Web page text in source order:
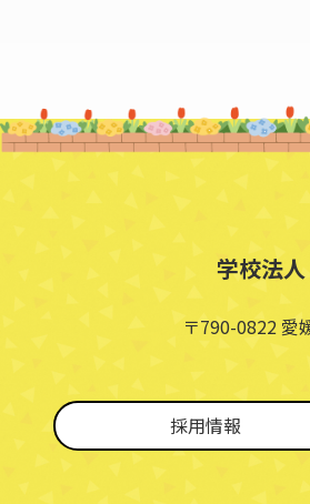
学校法
〒790-0822 愛
採用情報